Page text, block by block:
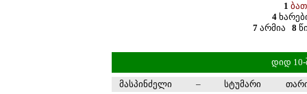
1
4
7 არმია 8
დიდ 10-
მასპინძელი – სტუმარი